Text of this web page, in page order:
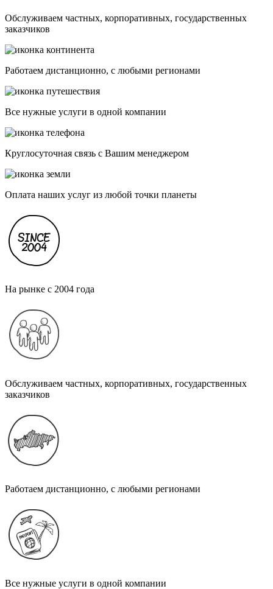
Обслуживаем частных, корпоративных, государственных
заказчиков
Работаем дистанционно, с любыми регионами
Все нужные услуги в одной компании
Круглосуточная связь с Вашим менеджером
Оплата наших услуг из любой точки планеты
На рынке с 2004 года
Обслуживаем частных, корпоративных, государственных
заказчиков
Работаем дистанционно, с любыми регионами
Все нужные услуги в одной компании